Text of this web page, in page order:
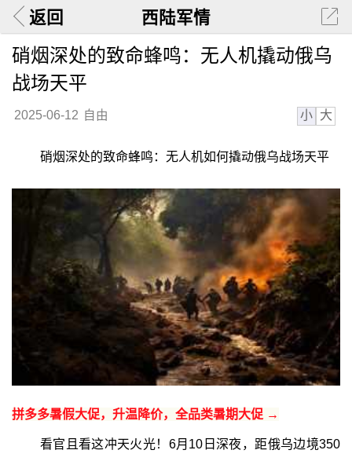
返回 西陆军情
硝烟深处的致命蜂鸣：无人机撬动俄乌
战场天平
2025-06-12 自由 小 大
硝烟深处的致命蜂鸣：无人机如何撬动俄乌战场天平
拼多多暑假大促，升温降价，全品类暑期大促 →
看官且看这冲天火光！6月10日深夜，距俄乌边境350